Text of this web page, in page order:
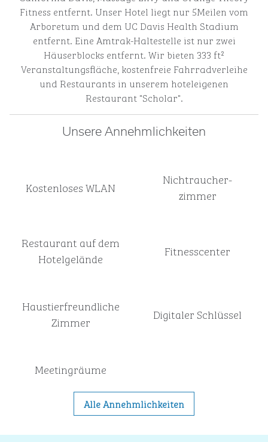
Fitness entfernt. Unser Hotel liegt nur 5Meilen vom
Arboretum und dem UC Davis Health Stadium
entfernt. Eine Amtrak-Haltestelle ist nur zwei
Häuserblocks entfernt. Wir bieten 333 ft²
Veranstaltungsfläche, kostenfreie Fahrradverleihe
und Restaurants in unserem hoteleigenen
Restaurant "Scholar".
Unsere Annehmlichkeiten
Kostenloses WLAN
Nichtraucher­
zimmer
Restaurant auf dem
Hotelgelände
Fitnesscenter
Haustier­freundliche
Zimmer
Digitaler Schlüssel
Meeting­räume
Alle Annehmlichkeiten